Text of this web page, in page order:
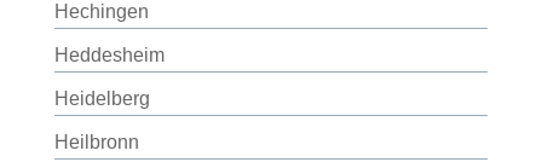
Hechingen
Heddesheim
Heidelberg
Heilbronn